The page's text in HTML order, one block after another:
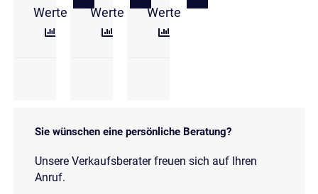
Werte
Werte
Werte
Sie wünschen eine persönliche Beratung?
Unsere Verkaufsberater freuen sich auf Ihren
Anruf.